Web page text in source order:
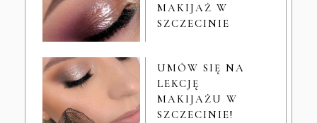
MAKIJAŻ W
SZCZECINIE
UMÓW SIĘ NA
LEKCJĘ
MAKIJAŻU W
SZCZECINIE!